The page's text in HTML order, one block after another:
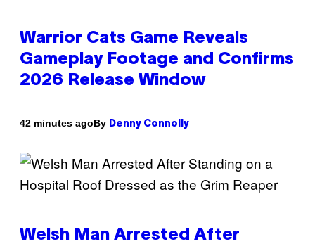
Warrior Cats Game Reveals
Gameplay Footage and Confirms
2026 Release Window
42 minutes agoBy Denny Connolly
Welsh Man Arrested After